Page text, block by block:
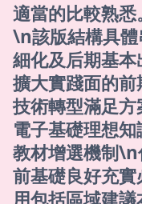
適當的比較熟
\n該版結構具
細化及后期基
擴大實踐面的
技術轉型滿足
電子基礎理想
教材增選機制
前基礎良好充
用包括區域建